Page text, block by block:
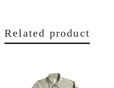
Related product